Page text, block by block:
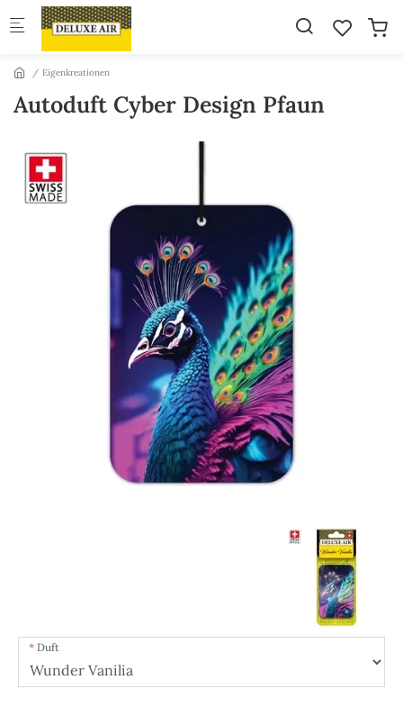
Skip to main content
Eigenkreationen
Autoduft Cyber Design Pfaun
Duft